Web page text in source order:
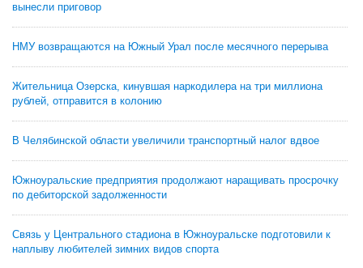
вынесли приговор
НМУ возвращаются на Южный Урал после месячного перерыва
Жительница Озерска, кинувшая наркодилера на три миллиона
рублей, отправится в колонию
В Челябинской области увеличили транспортный налог вдвое
Южноуральские предприятия продолжают наращивать просрочку
по дебиторской задолженности
Связь у Центрального стадиона в Южноуральске подготовили к
наплыву любителей зимних видов спорта